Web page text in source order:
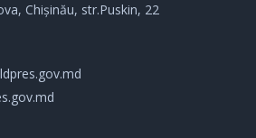
Chișinău, str.Puskin, 22